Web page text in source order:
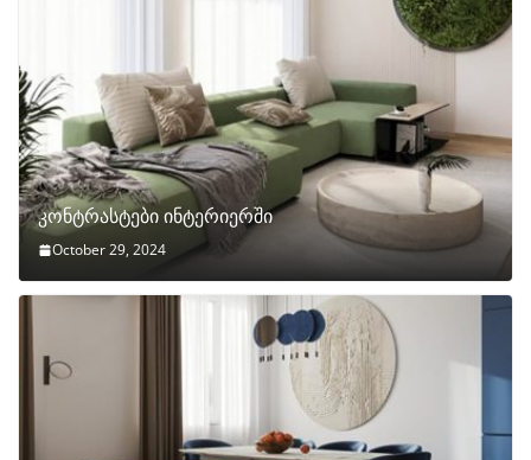
კონტრასტები ინტერიერში
October 29, 2024